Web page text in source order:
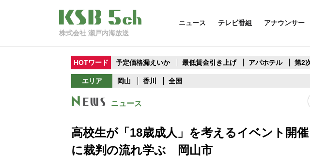
株式会社 瀬戸内海放送
ニュース テレビ番組 アナウンサー
HOTワード 予定価格漏えいか 最低賃金引き上げ アパホテル 第2
エリア 岡山 香川 全国
ニュース
高校生が「18歳成人」を考えるイベント開
に裁判の流れ学ぶ 岡山市